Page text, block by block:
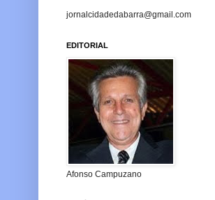
jornalcidadedabarra@gmail.com
EDITORIAL
Afonso Campuzano